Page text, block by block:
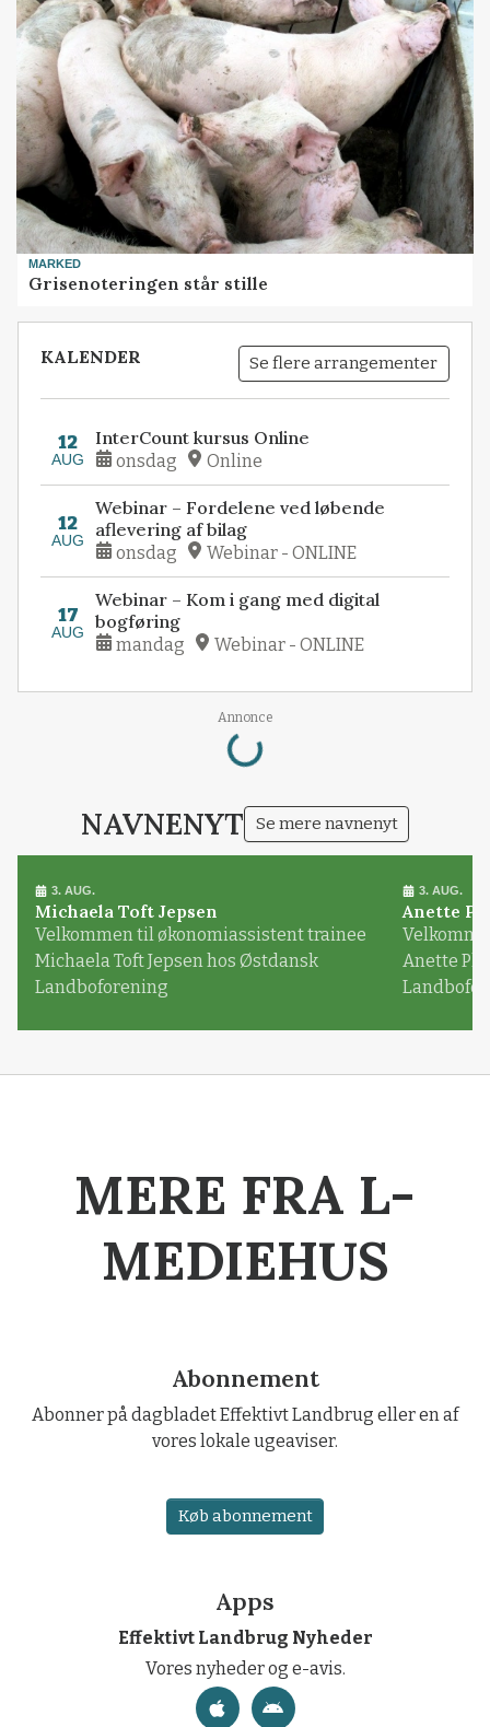
MARKED
Grisenoteringen står stille
KALENDER Se flere arrangementer
12
AUG
InterCount kursus Online
onsdag Online
12
AUG
Webinar – Fordelene ved løbende
aflevering af bilag
onsdag Webinar - ONLINE
17
AUG
Webinar – Kom i gang med digital
bogføring
mandag Webinar - ONLINE
Annonce
Loading...
NAVNENYT Se mere navnenyt
3. AUG.
Michaela Toft Jepsen
Velkommen til økonomiassistent trainee
Michaela Toft Jepsen hos Østdansk
Landboforening
3. AUG.
Anette
Anette
MERE FRA L-
MEDIEHUS
Abonnement
Abonner på dagbladet Effektivt Landbrug eller en af
vores lokale ugeaviser.
Køb abonnement
Apps
Effektivt Landbrug Nyheder
Vores nyheder og e-avis.